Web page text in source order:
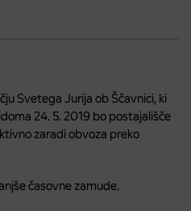
Svetega Jurija ob Ščavnici, ki
24. 5. 2019 bo postajališče
zaradi obvoza preko
časovne zamude.